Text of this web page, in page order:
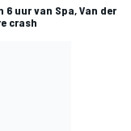
uur van Spa, Van der
crash